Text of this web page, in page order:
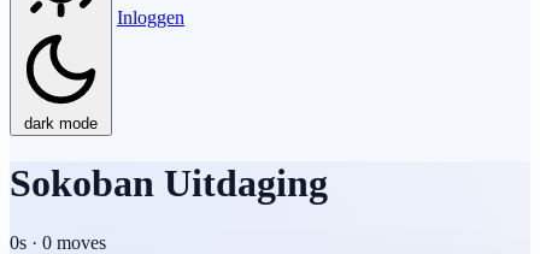
dark mode
Inloggen
Sokoban Uitdaging
0s · 0 moves